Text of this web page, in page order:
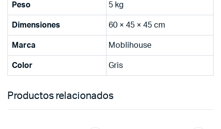
Peso 5 kg
Dimensiones 60 × 45 × 45 cm
Marca Moblihouse
Color Gris
Productos relacionados